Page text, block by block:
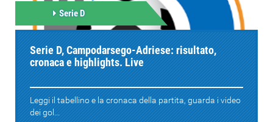
Serie D
Serie D, Campodarsego-Adriese: risultato,
cronaca e highlights. Live
Leggi il tabellino e la cronaca della partita, guarda i video
dei gol...